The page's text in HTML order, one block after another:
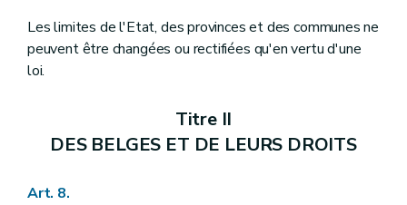
Art. 101
Art. 102
Art. 103
Art. 107
Art. 108
Les limites de l'Etat, des provinces et des communes ne
peuvent être changées ou rectifiées qu'en vertu d'une
loi.
Titre II
DES BELGES ET DE LEURS DROITS
Art. 8.